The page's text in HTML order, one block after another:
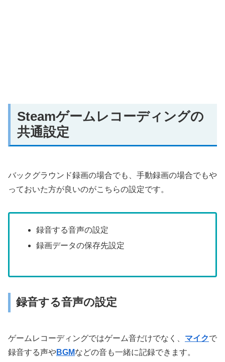
Steamゲームレコーディングの
共通設定
バックグラウンド録画の場合でも、手動録画の場合でもや
っておいた方が良いのがこちらの設定です。
録音する音声の設定
録画データの保存先設定
録音する音声の設定
ゲームレコーディングではゲーム音だけでなく、 マイクで
録音する声やBGMなどの音も一緒に記録できます。